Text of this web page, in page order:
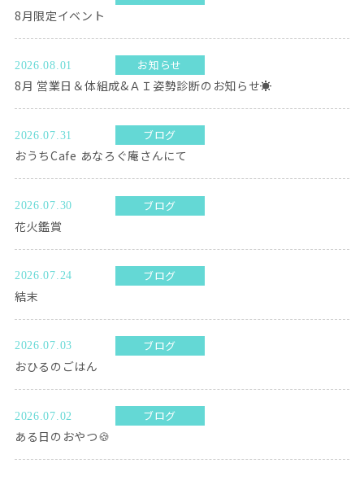
8月限定イベント
2026.08.01 お知らせ
8月 営業日＆体組成&ＡＩ姿勢診断のお知らせ☀️
2026.07.31 ブログ
おうちCafe あなろぐ庵さんにて
2026.07.30 ブログ
花火鑑賞
2026.07.24 ブログ
結末
2026.07.03 ブログ
おひるのごはん
2026.07.02 ブログ
ある日のおやつ🍪